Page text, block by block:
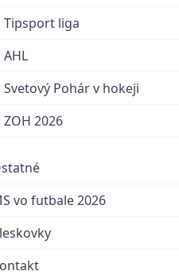
Tipsport liga
AHL
Svetový Pohár v hokeji
ZOH 2026
vo futbale 2026